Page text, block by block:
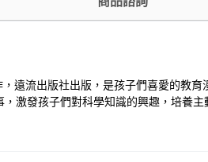
流出版社出版，是孩子們喜愛的教
激發孩子們對科學知識的興趣，培養